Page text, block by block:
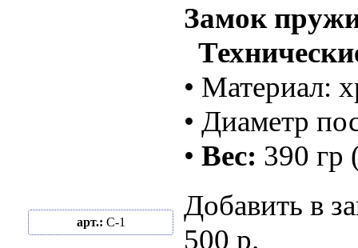
Замок
• Материал:
• Диаметр
• Вес: 390 гр
арт.: C-1
Добавить в
500 р.